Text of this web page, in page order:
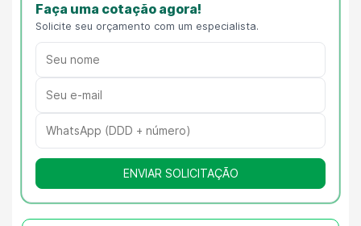
Faça uma cotação agora!
Solicite seu orçamento com um especialista.
ENVIAR SOLICITAÇÃO